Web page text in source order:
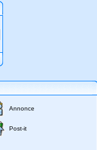
Annonce
Post-it